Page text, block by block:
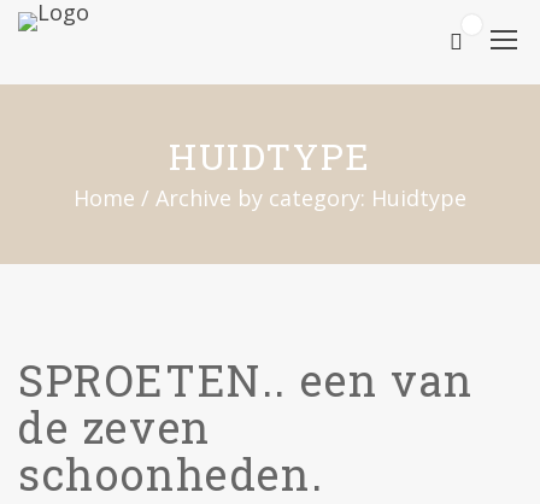
HUIDTYPE
Home / Archive by category: Huidtype
SPROETEN.. een van
de zeven
schoonheden.